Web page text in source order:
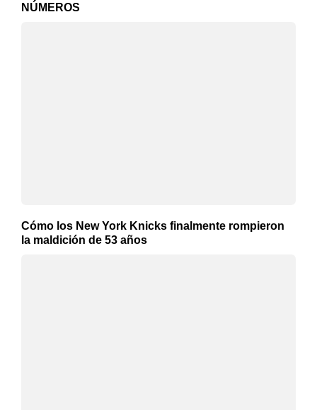
NÚMEROS
Cómo los New York Knicks finalmente rompieron
la maldición de 53 años